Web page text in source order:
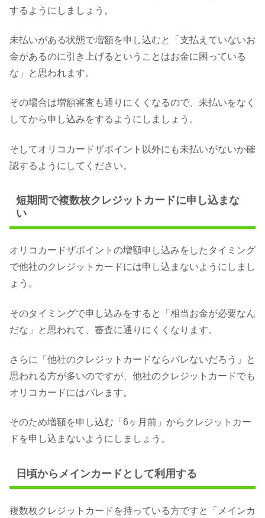
するようにしましょう。
未払いがある状態で増額を申し込むと「支払えていないお
金があるのに引き上げるということはお金に困っている
な」と思われます。
その場合は増額審査も通りにくくなるので、未払いをなく
してから申し込みをするようにしましょう。
そしてオリコカードザポイント以外にも未払いがないか確
認するようにしてください。
短期間で複数枚クレジットカードに申し込まな
い
オリコカードザポイントの増額申し込みをしたタイミング
で他社のクレジットカードには申し込まないようにしまし
ょう。
そのタイミングで申し込みをすると「相当お金が必要なん
だな」と思われて、審査に通りにくくなります。
さらに「他社のクレジットカードならバレないだろう」と
思われる方が多いのですが、他社のクレジットカードでも
オリコカードにはバレます。
そのため増額を申し込む「6ヶ月前」からクレジットカー
ドを申し込まないようにしましょう。
日頃からメインカードとして利用する
複数枚クレジットカードを持っている方ですと「メインカ